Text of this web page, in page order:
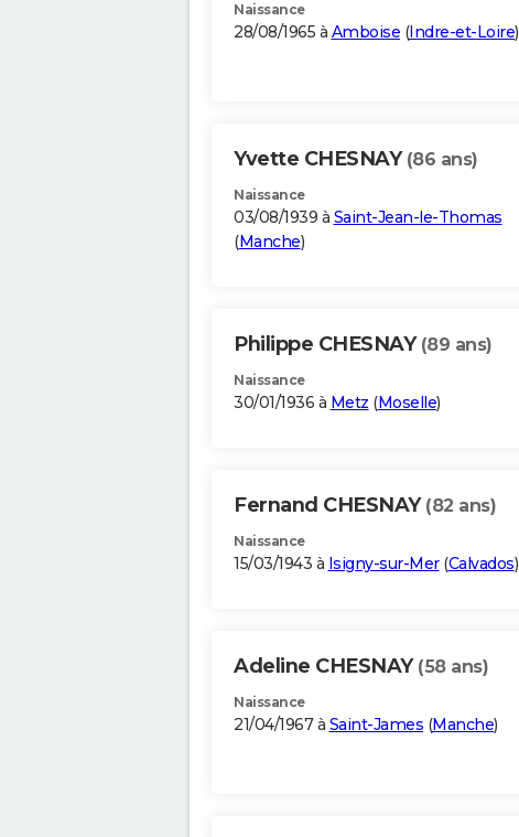
Naissance
28/08/1965 à Amboise (Indre-et-Loire)
Yvette CHESNAY (86 ans)
Naissance
03/08/1939 à Saint-Jean-le-Thomas
(Manche)
Philippe CHESNAY (89 ans)
Naissance
30/01/1936 à Metz (Moselle)
Fernand CHESNAY (82 ans)
Naissance
15/03/1943 à Isigny-sur-Mer(Calvados)
Adeline CHESNAY (58 ans)
Naissance
21/04/1967 à Saint-James (Manche)